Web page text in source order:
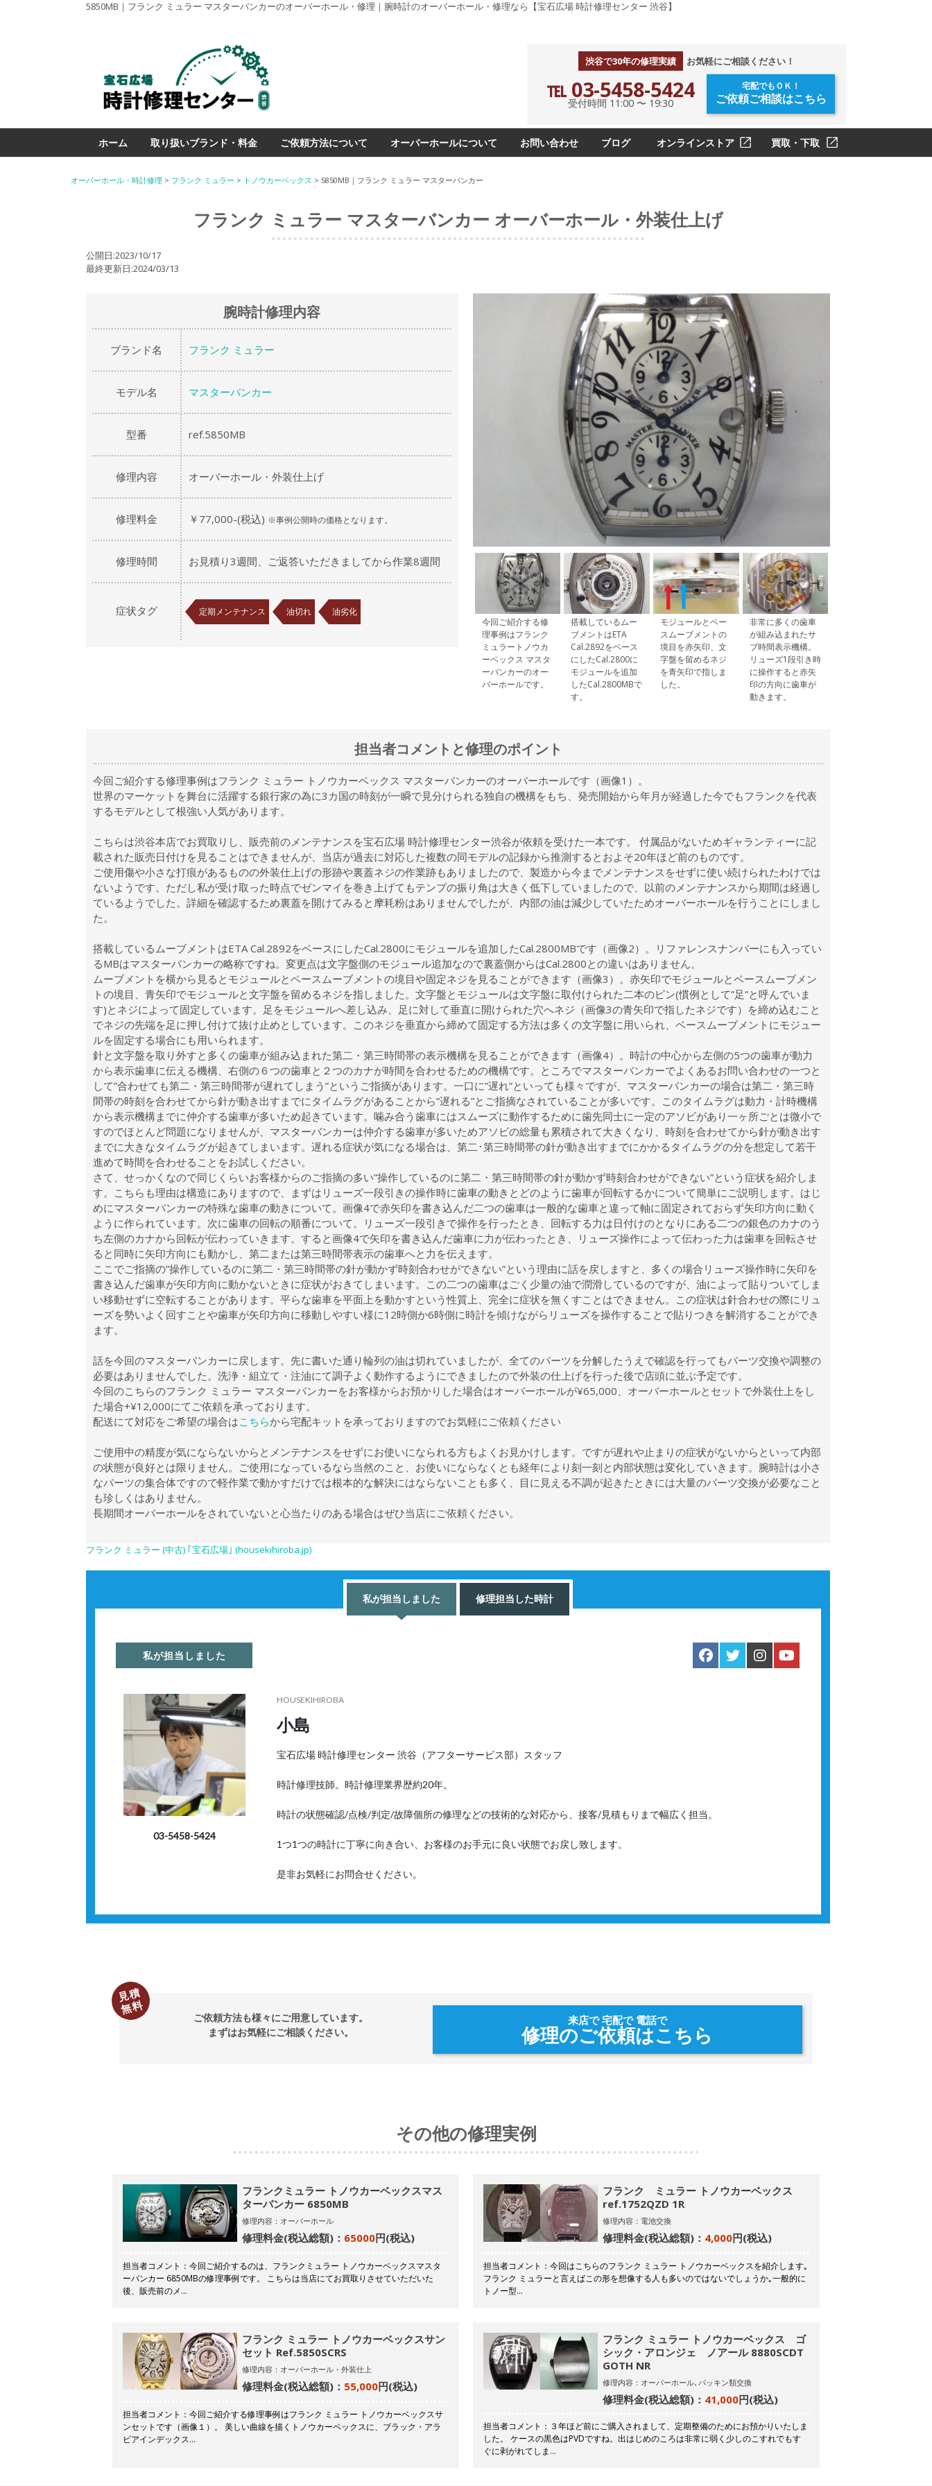
5850MB｜フランク ミュラー マスターバンカーのオーバーホール・修理｜腕時計のオーバーホール・修理なら【宝石広場 時計修理センター 渋谷】
渋谷で30年の修理実績 お気軽にご相談ください！
℡ 03-5458-5424
受付時間 11:00 〜 19:30
宅配でもＯＫ！
ご依頼ご相談はこちら
ホーム 取り扱いブランド・料金 ご依頼方法について オーバーホールについて お問い合わせ ブログ オンラインストア 買取・下取
オーバーホール・時計修理 > フランク ミュラー > トノウカーベックス > 5850MB｜フランク ミュラー マスターバンカー
フランク ミュラー マスターバンカー オーバーホール・外装仕上げ
公開日:2023/10/17
最終更新日:2024/03/13
腕時計修理内容
ブランド名 フランク ミュラー
モデル名 マスターバンカー
型番 ref.5850MB
修理内容 オーバーホール・外装仕上げ
修理料金 ￥77,000-(税込) ※事例公開時の価格となります。
修理時間 お見積り3週間、ご返答いただきましてから作業8週間
症状タグ 定期メンテナンス 油切れ
油劣化
今回ご紹介する修
理事例はフランク
ミュラートノウカ
ーベックス マスタ
ーバンカーのオー
バーホールです。
搭載しているムー
ブメントはETA
Cal.2892をベース
にしたCal.2800に
モジュールを追加
したCal.2800MBで
す。
モジュールとベー
スムーブメントの
境目を赤矢印、文
字盤を留めるネジ
を青矢印で指しま
した。
非常に多くの歯車
が組み込まれたサ
ブ時間表示機構。
リューズ1段引き時
に操作すると赤矢
印の方向に歯車が
動きます。
担当者コメントと修理のポイント
今回ご紹介する修理事例はフランク ミュラー トノウカーベックス マスターバンカーのオーバーホールです（画像1）。
世界のマーケットを舞台に活躍する銀行家の為に3カ国の時刻が一瞬で見分けられる独自の機構をもち、発売開始から年月が経過した今でもフランクを代表
するモデルとして根強い人気があります。
こちらは渋谷本店でお買取りし、販売前のメンテナンスを宝石広場 時計修理センター渋谷が依頼を受けた一本です。 付属品がないためギャランティーに記
載された販売日付けを見ることはできませんが、当店が過去に対応した複数の同モデルの記録から推測するとおよそ20年ほど前のものです。
ご使用傷や小さな打痕があるものの外装仕上げの形跡や裏蓋ネジの作業跡もありましたので、製造から今までメンテナンスをせずに使い続けられたわけでは
ないようです。ただし私が受け取った時点でゼンマイを巻き上げてもテンプの振り角は大きく低下していましたので、以前のメンテナンスから期間は経過し
ているようでした。詳細を確認するため裏蓋を開けてみると摩耗粉はありませんでしたが、内部の油は減少していたためオーバーホールを行うことにしまし
た。
搭載しているムーブメントはETA Cal.2892をベースにしたCal.2800にモジュールを追加したCal.2800MBです（画像2）。リファレンスナンバーにも入ってい
るMBはマスターバンカーの略称ですね。変更点は文字盤側のモジュール追加なので裏蓋側からはCal.2800との違いはありません。
ムーブメントを横から見るとモジュールとベースムーブメントの境目や固定ネジを見ることができます（画像3）。赤矢印でモジュールとベースムーブメン
トの境目、青矢印でモジュールと文字盤を留めるネジを指しました。文字盤とモジュールは文字盤に取付けられた二本のピン(慣例として”足”と呼んでいま
す)とネジによって固定しています。足をモジュールへ差し込み、足に対して垂直に開けられた穴へネジ（画像3の青矢印で指したネジです）を締め込むこと
でネジの先端を足に押し付けて抜け止めとしています。このネジを垂直から締めて固定する方法は多くの文字盤に用いられ、ベースムーブメントにモジュー
ルを固定する場合にも用いられます。
針と文字盤を取り外すと多くの歯車が組み込まれた第二・第三時間帯の表示機構を見ることができます（画像4）。時計の中心から左側の5つの歯車が動力
から表示歯車に伝える機構、右側の６つの歯車と２つのカナが時間を合わせるための機構です。ところでマスターバンカーでよくあるお問い合わせの一つと
して”合わせても第二・第三時間帯が遅れてしまう”というご指摘があります。一口に”遅れ”といっても様々ですが、マスターバンカーの場合は第二・第三時
間帯の時刻を合わせてから針が動き出すまでにタイムラグがあることから”遅れる”とご指摘なされていることが多いです。このタイムラグは動力・計時機構
から表示機構までに仲介する歯車が多いため起きています。噛み合う歯車にはスムーズに動作するために歯先同士に一定のアソビがあり一ヶ所ごとは微小で
すのでほとんど問題になりませんが、マスターバンカーは仲介する歯車が多いためアソビの総量も累積されて大きくなり、時刻を合わせてから針が動き出す
までに大きなタイムラグが起きてしまいます。遅れる症状が気になる場合は、第二･第三時間帯の針が動き出すまでにかかるタイムラグの分を想定して若干
進めて時間を合わせることをお試しください。
さて、せっかくなので同じくらいお客様からのご指摘の多い”操作しているのに第二・第三時間帯の針が動かず時刻合わせができない”という症状を紹介しま
す。こちらも理由は構造にありますので、まずはリューズ一段引きの操作時に歯車の動きとどのように歯車が回転するかについて簡単にご説明します。はじ
めにマスターバンカーの特殊な歯車の動きについて。画像4で赤矢印を書き込んだ二つの歯車は一般的な歯車と違って軸に固定されておらず矢印方向に動く
ように作られています。次に歯車の回転の順番について。リューズ一段引きで操作を行ったとき、回転する力は日付けのとなりにある二つの銀色のカナのう
ち左側のカナから回転が伝わっていきます。すると画像4で矢印を書き込んだ歯車に力が伝わったとき、リューズ操作によって伝わった力は歯車を回転させ
ると同時に矢印方向にも動かし、第二または第三時間帯表示の歯車へと力を伝えます。
ここでご指摘の”操作しているのに第二・第三時間帯の針が動かず時刻合わせができない”という理由に話を戻しますと、多くの場合リューズ操作時に矢印を
書き込んだ歯車が矢印方向に動かないときに症状がおきてしまいます。この二つの歯車はごく少量の油で潤滑しているのですが、油によって貼りついてしま
い移動せずに空転することがあります。平らな歯車を平面上を動かすという性質上、完全に症状を無くすことはできません。この症状は針合わせの際にリュ
ーズを勢いよく回すことや歯車が矢印方向に移動しやすい様に12時側か6時側に時計を傾けながらリューズを操作することで貼りつきを解消することができ
ます。
話を今回のマスターバンカーに戻します。先に書いた通り輪列の油は切れていましたが、全てのパーツを分解したうえで確認を行ってもパーツ交換や調整の
必要はありませんでした。洗浄・組立て・注油にて調子よく動作するようにできましたので外装の仕上げを行った後で店頭に並ぶ予定です。
今回のこちらのフランク ミュラー マスターバンカーをお客様からお預かりした場合はオーバーホールが¥65,000、オーバーホールとセットで外装仕上をし
た場合+¥12,000にてご依頼を承っております。
配送にて対応をご希望の場合はこちらから宅配キットを承っておりますのでお気軽にご依頼ください
ご使用中の精度が気にならないからとメンテナンスをせずにお使いになられる方もよくお見かけします。ですが遅れや止まりの症状がないからといって内部
の状態が良好とは限りません。ご使用になっているなら当然のこと、お使いにならなくとも経年により刻一刻と内部状態は変化していきます。腕時計は小さ
なパーツの集合体ですので軽作業で動かすだけでは根本的な解決にはならないことも多く、目に見える不調が起きたときには大量のパーツ交換が必要なこと
も珍しくはありません。
長期間オーバーホールをされていないと心当たりのある場合はぜひ当店にご依頼ください。
フランク ミュラー (中古) ｢宝石広場｣ (housekihiroba.jp)
私が担当しました 修理担当した時計
私が担当しました
03-5458-5424
HOUSEKIHIROBA
小島
宝石広場 時計修理センター 渋谷（アフターサービス部）スタッフ
時計修理技師。時計修理業界歴約20年。
時計の状態確認/点検/判定/故障個所の修理などの技術的な対応から、接客/見積もりまで幅広く担当。
1つ1つの時計に丁寧に向き合い、お客様のお手元に良い状態でお戻し致します。
是非お気軽にお問合せください。
ご依頼方法も様々にご用意しています。
まずはお気軽にご相談ください。
来店で 宅配で 電話で
修理のご依頼はこちら
見積
無料
その他の修理実例
フランクミュラー トノウカーベックスマス
ターバンカー 6850MB
修理内容：オーバーホール
修理料金(税込総額)： 65000円(税込)
担当者コメント：今回ご紹介するのは、フランクミュラー トノウカーベックスマスタ
ーバンカー 6850MBの修理事例です。 こちらは当店にてお買取りさせていただいた
後、販売前のメ…
フランク ミュラー トノウカーベックス
ref.1752QZD 1R
修理内容：電池交換
修理料金(税込総額)： 4,000円(税込)
担当者コメント：今回はこちらのフランク ミュラー トノウカーベックスを紹介します｡
フランク ミュラーと言えばこの形を想像する人も多いのではないでしょうか｡一般的に
トノー型…
フランク ミュラー トノウカーベックスサン
セット Ref.5850SCRS
修理内容：オーバーホール・外装仕上
修理料金(税込総額)： 55,000円(税込)
担当者コメント：今回ご紹介する修理事例はフランク ミュラー トノウカーベックスサ
ンセットです（画像１）。 美しい曲線を描くトノウカーベックスに、ブラック・アラ
ビアインデックス…
フランク ミュラー トノウカーベックス ゴ
シック・アロンジェ ノアール 8880SCDT
GOTH NR
修理内容：オーバーホール､パッキン類交換
修理料金(税込総額)： 41,000円(税込)
担当者コメント：３年ほど前にご購入されまして、定期整備のためにお預かりいたしま
した。 ケースの黒色はPVDですね。出はじめのころは非常に弱く少しのこすれでもす
ぐに剥がれてしま…